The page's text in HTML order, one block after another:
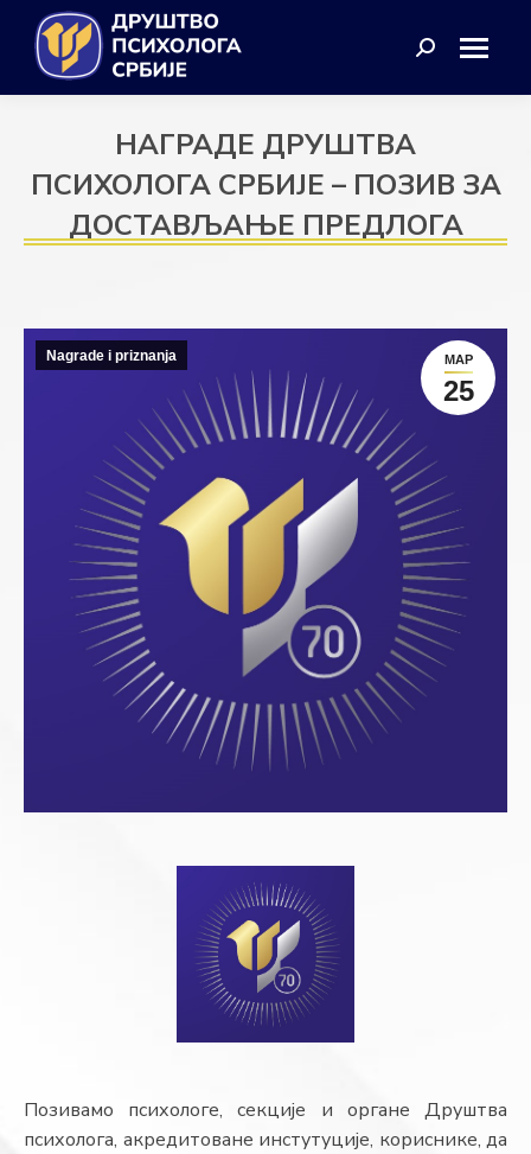
Search:
НАГРАДЕ ДРУШТВА
ПСИХОЛОГА СРБИЈЕ – ПОЗИВ ЗА
ДОСТАВЉАЊЕ ПРЕДЛОГА
МАР
25
Nagrade i priznanja
Позивамо психологе, секције и органе Друштва
психолога, акредитоване инстутуције, кориснике, да